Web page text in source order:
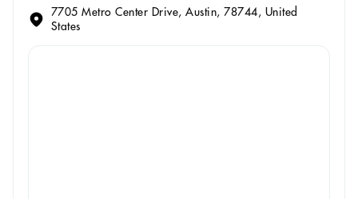
7705 Metro Center Drive, Austin, 78744, United
States